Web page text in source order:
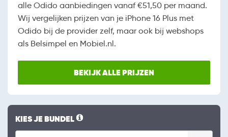
alle Odido aanbiedingen vanaf €51,50 per maand.
Wij vergelijken prijzen van je iPhone 16 Plus met
Odido bij de provider zelf, maar ook bij webshops
als Belsimpel en Mobiel.nl.
BEKIJK ALLE PRIJZEN
KIES JE BUNDEL